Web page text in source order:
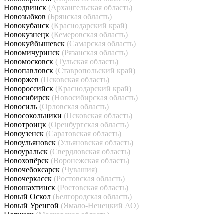
Новодвинск (Архангельская область)
Новозыбков (Брянская область)
Новокубанск (Краснодарский край)
Новокузнецк (Кемеровская область)
Новокуйбышевск (Самарская область)
Новомичуринск (Рязанская область)
Новомосковск (Тульская область)
Новопавловск (Ставропольский край)
Новоржев (Псковская область)
Новороссийск (Краснодарский край)
Новосибирск (Новосибирская область)
Новосиль (Орловская область)
Новосокольники (Псковская область)
Новотроицк (Оренбургская область)
Новоузенск (Саратовская область)
Новоульяновск (Ульяновская область)
Новоуральск (Свердловская область)
Новохопёрск (Воронежская область)
Новочебоксарск (Чувашия)
Новочеркасск (Ростовская область)
Новошахтинск (Ростовская область)
Новый Оскол (Белгородская область)
Новый Уренгой (Ямало-Ненецкий АО)